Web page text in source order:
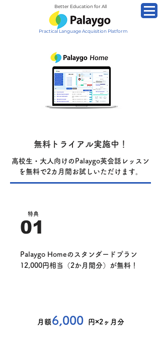
Better Education for All
Practical Language Acquisition Platform
無料トライアル実施中！
高校生・大人向けのPalaygo英会話レッスン
を無料で2カ月間お試しいただけます。
01
特典
Palaygo Homeのスタンダードプラン
12,000円相当（2か月間分）が無料！
月額 6,000 円​×2ヶ月分